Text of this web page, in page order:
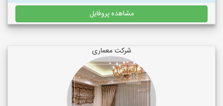
مشاهده پروفایل
شرکت معماری